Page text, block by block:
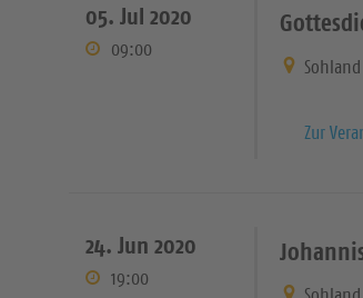
05. Jul 2020
09:00
Zur
24. Jun 2020
19:00